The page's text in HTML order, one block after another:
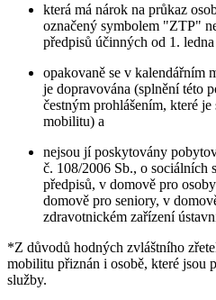
která má nárok na průkaz
označený symbolem "ZTP"
předpisů účinných od 1.
opakovaně se v kalendářním
je dopravována (splnění této
čestným prohlášením, které
mobilitu) a
nejsou jí poskytovány
č. 108/2006 Sb., o sociálních
předpisů, v domově pro
domově pro seniory, v
zdravotnickém zařízení
*Z důvodů hodných zvláštního
mobilitu přiznán i osobě, které jsou
služby.